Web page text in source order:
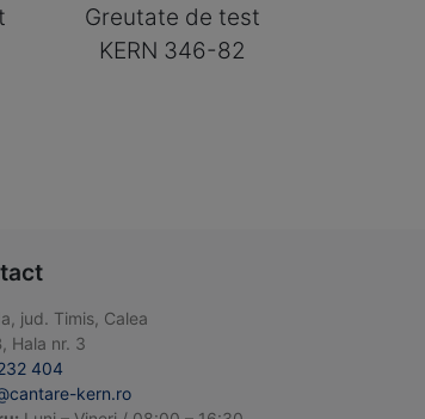
Greutate de test
KERN 346-82
jud. Timis, Calea
Hala nr. 3
404
kern.ro